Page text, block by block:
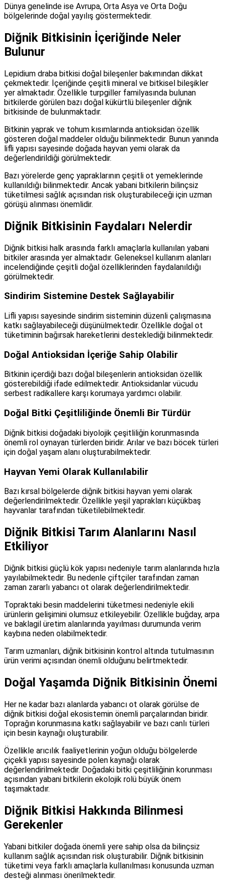
Dünya genelinde ise Avrupa, Orta Asya ve Orta Doğu
bölgelerinde doğal yayılış göstermektedir.
Diğnik Bitkisinin İçeriğinde Neler
Bulunur
Lepidium draba bitkisi doğal bileşenler bakımından dikkat
çekmektedir. İçeriğinde çeşitli mineral ve bitkisel bileşikler
yer almaktadır. Özellikle turpgiller familyasında bulunan
bitkilerde görülen bazı doğal kükürtlü bileşenler diğnik
bitkisinde de bulunmaktadır.
Bitkinin yaprak ve tohum kısımlarında antioksidan özellik
gösteren doğal maddeler olduğu bilinmektedir. Bunun yanında
lifli yapısı sayesinde doğada hayvan yemi olarak da
değerlendirildiği görülmektedir.
Bazı yörelerde genç yapraklarının çeşitli ot yemeklerinde
kullanıldığı bilinmektedir. Ancak yabani bitkilerin bilinçsiz
tüketilmesi sağlık açısından risk oluşturabileceği için uzman
görüşü alınması önemlidir.
Diğnik Bitkisinin Faydaları Nelerdir
Diğnik bitkisi halk arasında farklı amaçlarla kullanılan yabani
bitkiler arasında yer almaktadır. Geleneksel kullanım alanları
incelendiğinde çeşitli doğal özelliklerinden faydalanıldığı
görülmektedir.
Sindirim Sistemine Destek Sağlayabilir
Lifli yapısı sayesinde sindirim sisteminin düzenli çalışmasına
katkı sağlayabileceği düşünülmektedir. Özellikle doğal ot
tüketiminin bağırsak hareketlerini desteklediği bilinmektedir.
Doğal Antioksidan İçeriğe Sahip Olabilir
Bitkinin içerdiği bazı doğal bileşenlerin antioksidan özellik
gösterebildiği ifade edilmektedir. Antioksidanlar vücudu
serbest radikallere karşı korumaya yardımcı olabilir.
Doğal Bitki Çeşitliliğinde Önemli Bir Türdür
Diğnik bitkisi doğadaki biyolojik çeşitliliğin korunmasında
önemli rol oynayan türlerden biridir. Arılar ve bazı böcek türleri
için doğal yaşam alanı oluşturabilmektedir.
Hayvan Yemi Olarak Kullanılabilir
Bazı kırsal bölgelerde diğnik bitkisi hayvan yemi olarak
değerlendirilmektedir. Özellikle yeşil yaprakları küçükbaş
hayvanlar tarafından tüketilebilmektedir.
Diğnik Bitkisi Tarım Alanlarını Nasıl
Etkiliyor
Diğnik bitkisi güçlü kök yapısı nedeniyle tarım alanlarında hızla
yayılabilmektedir. Bu nedenle çiftçiler tarafından zaman
zaman zararlı yabancı ot olarak değerlendirilmektedir.
Topraktaki besin maddelerini tüketmesi nedeniyle ekili
ürünlerin gelişimini olumsuz etkileyebilir. Özellikle buğday, arpa
ve baklagil üretim alanlarında yayılması durumunda verim
kaybına neden olabilmektedir.
Tarım uzmanları, diğnik bitkisinin kontrol altında tutulmasının
ürün verimi açısından önemli olduğunu belirtmektedir.
Doğal Yaşamda Diğnik Bitkisinin Önemi
Her ne kadar bazı alanlarda yabancı ot olarak görülse de
diğnik bitkisi doğal ekosistemin önemli parçalarından biridir.
Toprağın korunmasına katkı sağlayabilir ve bazı canlı türleri
için besin kaynağı oluşturabilir.
Özellikle arıcılık faaliyetlerinin yoğun olduğu bölgelerde
çiçekli yapısı sayesinde polen kaynağı olarak
değerlendirilmektedir. Doğadaki bitki çeşitliliğinin korunması
açısından yabani bitkilerin ekolojik rolü büyük önem
taşımaktadır.
Diğnik Bitkisi Hakkında Bilinmesi
Gerekenler
Yabani bitkiler doğada önemli yere sahip olsa da bilinçsiz
kullanım sağlık açısından risk oluşturabilir. Diğnik bitkisinin
tüketimi veya farklı amaçlarla kullanılması konusunda uzman
desteği alınması önerilmektedir.